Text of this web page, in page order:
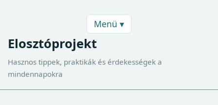
Menü ▾
Elosztóprojekt
Hasznos tippek, praktikák és érdekességek a
mindennapokra